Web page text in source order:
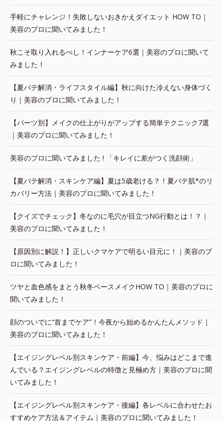
手軽にチャレンジ！失敗しないおきかえダイエット HOW TO｜
美容のプロに聞いてみました！
秋こそ取り入れるべし！インナーケア6選｜美容のプロに聞いて
みました！
【夏バテ解消・ライフスタイル編】秋に向けた冷えない身体づく
り｜美容のプロに聞いてみました！
【パーツ別】メイクの仕上がりがアップする簡単テクニック7選
｜美容のプロに聞いてみました！
美容のプロに聞いてみました ! 「キレイに差がつく洗顔術」
【夏バテ解消・スキンケア編】夏は5歳老ける？！夏バテ肌*のリ
カバリー方法｜美容のプロに聞いてみました！
【クイズでチェック】冬なのに毛穴が目立つNG行動とは！？｜
美容のプロに聞いてみました！
【原因別に解説！】正しいクマケアで明るい目元に！｜美容のプ
ロに聞いてみました！
ツヤと血色感をまとう秋冬ベースメイクHOW TO｜美容のプロに
聞いてみました！
顔のついでに“首までケア”！今夜から始めるかんたんメソッド｜
美容のプロに聞いてみました！
【エイジングレベル別スキンケア・前編】今、悩みはどこまで進
んでいる？エイジングレベルの特徴と見極め方｜美容のプロに聞
いてみました！
【エイジングレベル別スキンケア・後編】各レベルに合わせたお
すすめケア方法＆アイテム｜美容のプロに聞いてみました！